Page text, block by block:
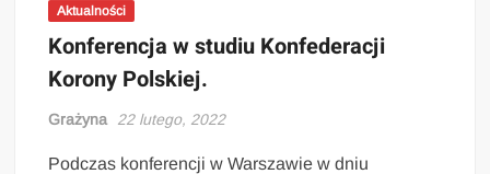
Aktualności
Konferencja w studiu Konfederacji
Korony Polskiej.
Grażyna 22 lutego, 2022
Podczas konferencji w Warszawie w dniu